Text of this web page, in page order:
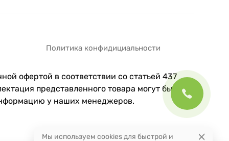
Политика конфидициальности
офертой в соответствии со статьей 437
представленного товара могут быть
у наших менеджеров.
Мы используем cookies для быстрой и